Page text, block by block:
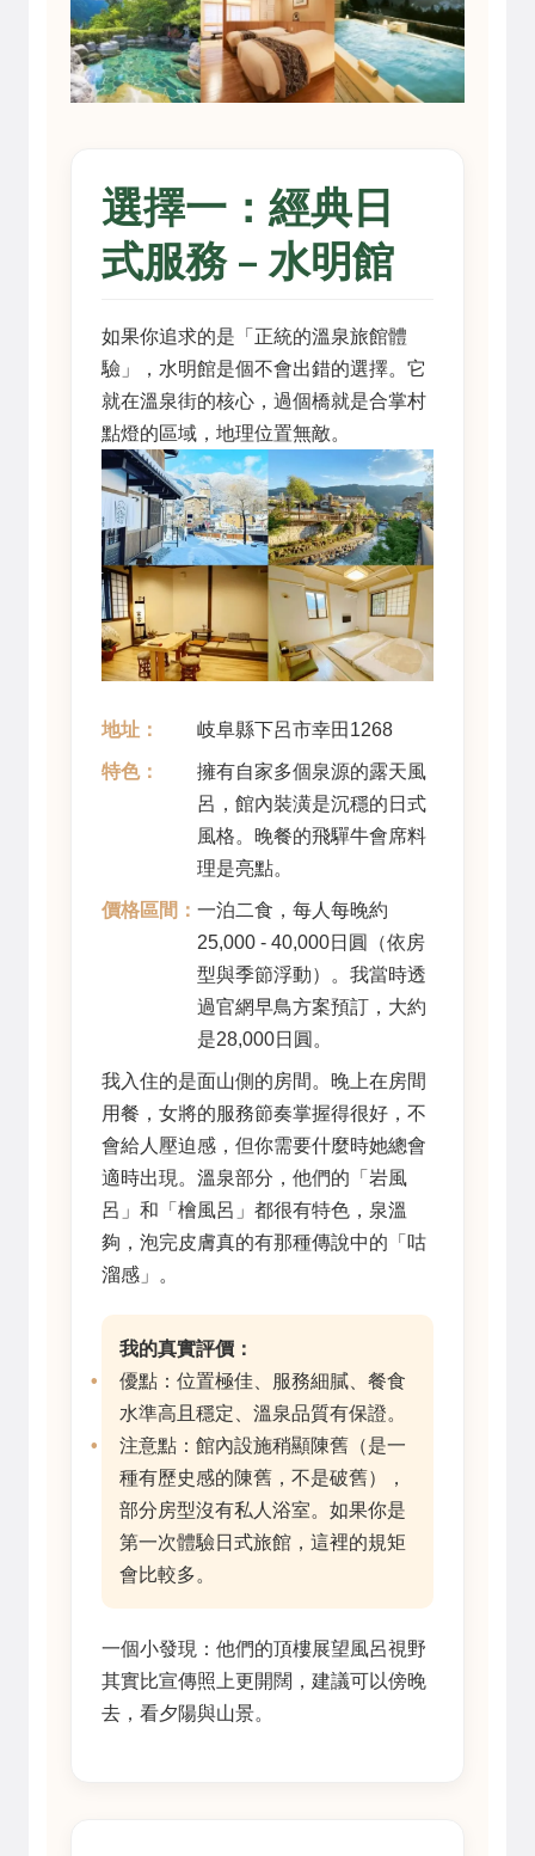
選擇一：經典日
式服務 – 水明館
如果你追求的是「正統的溫泉旅館體
驗」，水明館是個不會出錯的選擇。它
就在溫泉街的核心，過個橋就是合掌村
點燈的區域，地理位置無敵。
地址： 岐阜縣下呂市幸田1268
特色：
擁有自家多個泉源的露天風
呂，館內裝潢是沉穩的日式
風格。晚餐的飛驒牛會席料
理是亮點。
價格區間： 一泊二食，每人每晚約
25,000 - 40,000日圓（依房
型與季節浮動）。我當時透
過官網早鳥方案預訂，大約
是28,000日圓。
我入住的是面山側的房間。晚上在房間
用餐，女將的服務節奏掌握得很好，不
會給人壓迫感，但你需要什麼時她總會
適時出現。溫泉部分，他們的「岩風
呂」和「檜風呂」都很有特色，泉溫
夠，泡完皮膚真的有那種傳說中的「咕
溜感」。
我的真實評價：
優點：位置極佳、服務細膩、餐食
水準高且穩定、溫泉品質有保證。
注意點：館內設施稍顯陳舊（是一
種有歷史感的陳舊，不是破舊），
部分房型沒有私人浴室。如果你是
第一次體驗日式旅館，這裡的規矩
會比較多。
一個小發現：他們的頂樓展望風呂視野
其實比宣傳照上更開闊，建議可以傍晚
去，看夕陽與山景。